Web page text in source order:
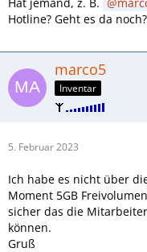
Hotline? Geht es da noch?
marco5
Inventar
5. Februar 2023
Ich habe es nicht über
Moment 5GB
sicher das die
können.
Gruß